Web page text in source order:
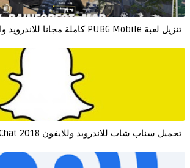
تنزيل لعبة PUBG Mobile كاملة مجانا للاندرويد والايفون
تحميل سناب شات للاندرويد وللايفون Download SnapChat 2018